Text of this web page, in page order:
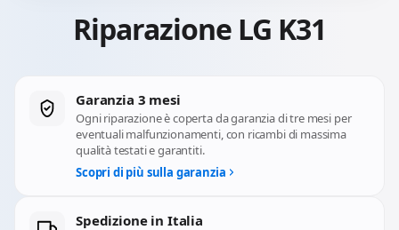
Riparazione LG K31
Garanzia 3 mesi
Ogni riparazione è coperta da garanzia di tre mesi per
eventuali malfunzionamenti, con ricambi di massima
qualità testati e garantiti.
Scopri di più sulla garanzia
Spedizione in Italia